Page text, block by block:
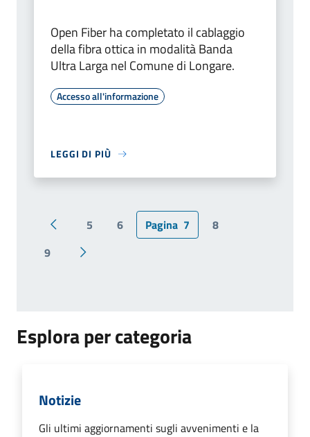
Open Fiber ha completato il cablaggio
della fibra ottica in modalità Banda
Ultra Larga nel Comune di Longare.
Accesso all'informazione
LEGGI DI PIÙ
Pagina precedente
5 6 Pagina 7
8
9
Pagina successiva
Esplora per categoria
Notizie
Gli ultimi aggiornamenti sugli avvenimenti e la